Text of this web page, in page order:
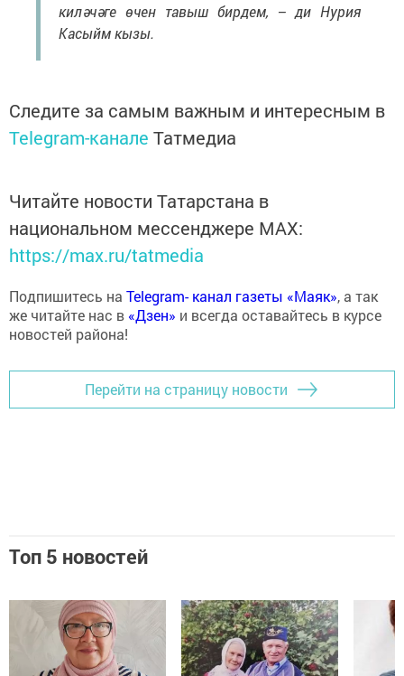
киләчәге өчен тавыш бирдем, – ди Нурия
Касыйм кызы.
Следите за самым важным и интересным в
Telegram-канале Татмедиа
Читайте новости Татарстана в
национальном мессенджере MАХ:
https://max.ru/tatmedia
Подпишитесь на Telegram- канал газеты «Маяк», а так
же читайте нас в «Дзен» и всегда оставайтесь в курсе
новостей района!
Перейти на страницу новости
Топ 5 новостей